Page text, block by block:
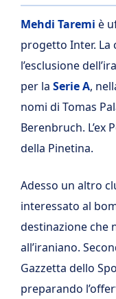
Mehdi Taremi è
progetto Inter. La
l’esclusione
per la Serie A,
nomi di Tomas
Berenbruch. L’ex
della Pinetina.
Adesso un altro
interessato al
destinazione che
all’iraniano.
Gazzetta dello
preparando